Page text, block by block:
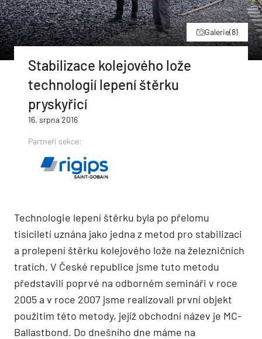
Galerie(8)
Stabilizace kolejového lože
technologií lepení štěrku
pryskyřicí
16. srpna 2016
Partneři sekce:
Technologie lepení štěrku byla po přelomu
tisíciletí uznána jako jedna z metod pro stabilizaci
a prolepení štěrku kolejového lože na železničních
tratích. V České republice jsme tuto metodu
představili poprvé na odborném semináři v roce
2005 a v roce 2007 jsme realizovali první objekt
použitím této metody, jejíž obchodní název je MC-
Ballastbond. Do dnešního dne máme na